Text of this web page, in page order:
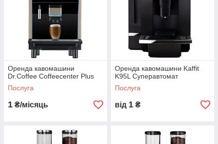
Оренда кавомашини для офісу або торгової точки
доступна для Харківської та Полтавської області.
Можна вибрати безкоштовну оренду
кавомашини – достатньо закуповувати продукцію
в потрібному об’ємі. Платна оренда – в
середньому 500-2000 грн на місяць, а точну
вартість підкажуть менеджери.
Оренда кавомашини
Dr.Coffee Coffeecenter Plus
Послуга
1 ₴/місяць
Оренда кавомашини Kaffit
K95L Суперавтомат
Послуга
від 1 ₴